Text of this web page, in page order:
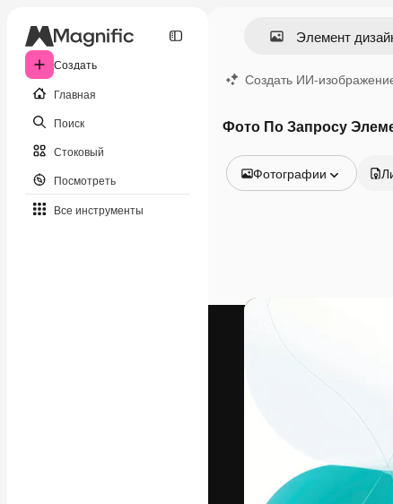
Создать
Главная
Поиск
Стоковый
Посмотреть
Все инструменты
Создать ИИ-
Фото По Запросу
Фотографии
Видео
Креативная
ваших
Pусский